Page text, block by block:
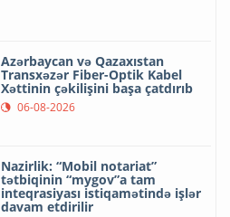
Azərbaycan və Qazaxıstan
Transxəzər Fiber-Optik Kabel
Xəttinin çəkilişini başa çatdırıb
06-08-2026
Nazirlik: “Mobil notariat”
tətbiqinin “mygov”a tam
inteqrasiyası istiqamətində işlər
davam etdirilir